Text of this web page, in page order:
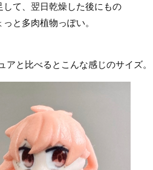
て、翌日乾燥した後にもの
と多肉植物っぽい。
と比べるとこんな感じのサイズ。